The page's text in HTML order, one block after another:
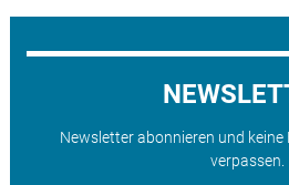
Newsletter abonnieren und
verpassen.